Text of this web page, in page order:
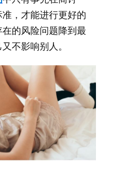
，才能进行更好的
的风险问题降到最
不影响别人。